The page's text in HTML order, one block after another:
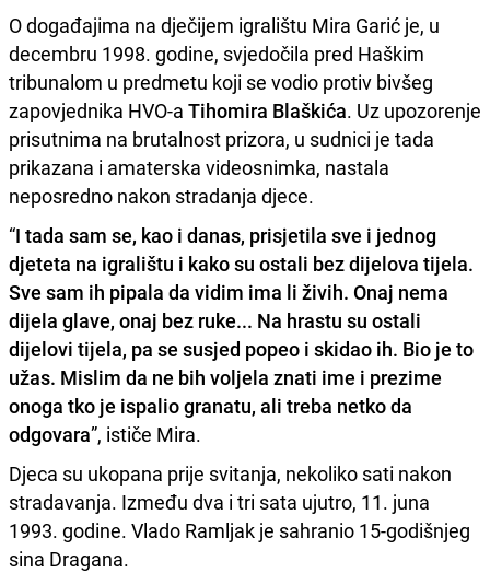
O događajima na dječijem igralištu Mira Garić je, u
decembru 1998. godine, svjedočila pred Haškim
tribunalom u predmetu koji se vodio protiv bivšeg
zapovjednika HVO-a Tihomira Blaškića. Uz upozorenje
prisutnima na brutalnost prizora, u sudnici je tada
prikazana i amaterska videosnimka, nastala
neposredno nakon stradanja djece.
“I tada sam se, kao i danas, prisjetila sve i jednog
djeteta na igralištu i kako su ostali bez dijelova tijela.
Sve sam ih pipala da vidim ima li živih. Onaj nema
dijela glave, onaj bez ruke... Na hrastu su ostali
dijelovi tijela, pa se susjed popeo i skidao ih. Bio je to
užas. Mislim da ne bih voljela znati ime i prezime
onoga tko je ispalio granatu, ali treba netko da
odgovara”, ističe Mira.
Djeca su ukopana prije svitanja, nekoliko sati nakon
stradavanja. Između dva i tri sata ujutro, 11. juna
1993. godine. Vlado Ramljak je sahranio 15-godišnjeg
sina Dragana.